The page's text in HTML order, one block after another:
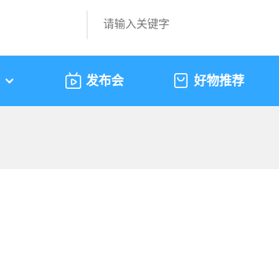
发布会 好物推荐